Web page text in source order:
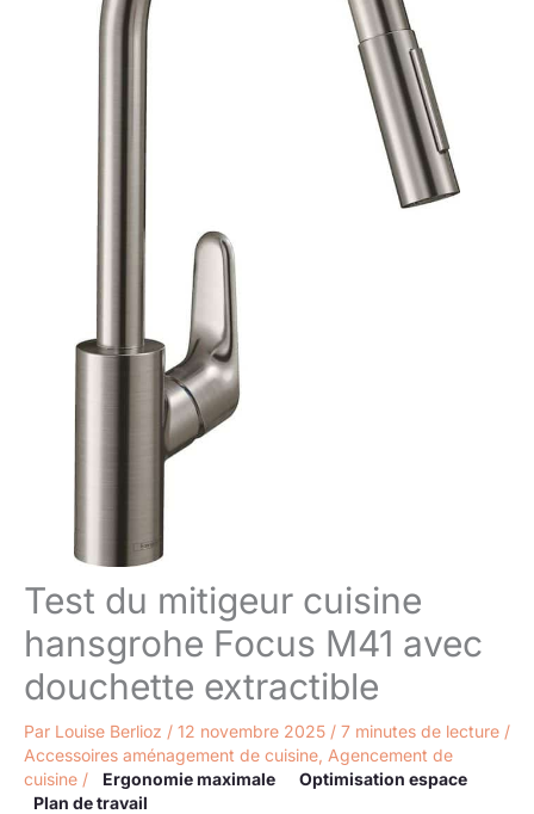
Test du mitigeur cuisine
hansgrohe Focus M41 avec
douchette extractible
Par Louise Berlioz / 12 novembre 2025 / 7 minutes de lecture /
Accessoires aménagement de cuisine Agencement de
cuisine / Ergonomie maximale
Optimisation espace
Plan de travail